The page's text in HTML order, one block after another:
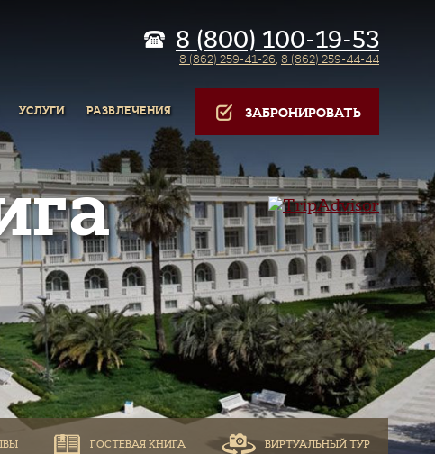
8 (800) 100-19-53
8 (862) 259-41-26, 8 (862) 259-44-44
УСЛУГИ РАЗВЛЕЧЕНИЯ ЗАБРОНИРОВАТЬ
ГОСТЕВАЯ КНИГА ВИРТУАЛЬНЫЙ ТУР